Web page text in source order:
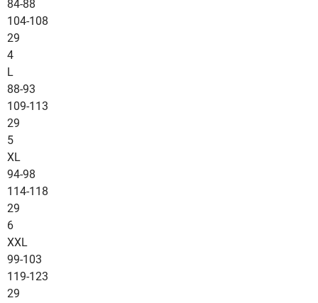
84-88
104-108
29
4
L
88-93
109-113
29
5
XL
94-98
114-118
29
6
XXL
99-103
119-123
29